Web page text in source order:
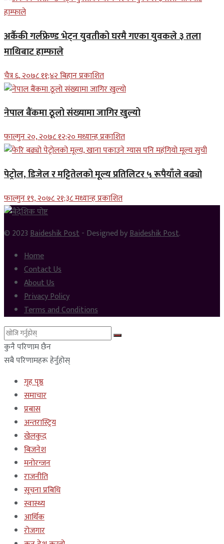
अर्कैकी गर्लफ्रेण्ड भेट्न युवतीको घरमै गएका युवकले ३ तला
माथिबाट हाम्फाले
चैत्र ६, २०७८ ११;४२ बिहान प्रकाशित
नेपाल बैंकमा ठूलो संख्यामा जागिर खुल्यो
फाल्गुन २०, २०७८ १२;२० मध्यान्ह प्रकाशित
पेट्रोल, डिजेल र मट्टितेलको मूल्य प्रतिलिटर ५ रूपैयाँले बढ्यो
फाल्गुन १९, २०७८ २१;३८ मध्यान्ह प्रकाशित
© 2023Baideshik Post- Designed byBaideshik Post.
Home
Contact Us
About Us
Privacy Policy
Terms and Conditions
कुनै परिणाम छैन
सबै परिणामहरू हेर्नुहोस्
गृह पृष्ठ
समाचार
प्रबास
अन्तरास्ट्रिय
खेलकुद
बिजनेश
मनोरन्जन
राजनीति
सूचना प्रबिधि
स्वास्थ्य
आर्थिक
रोजगार